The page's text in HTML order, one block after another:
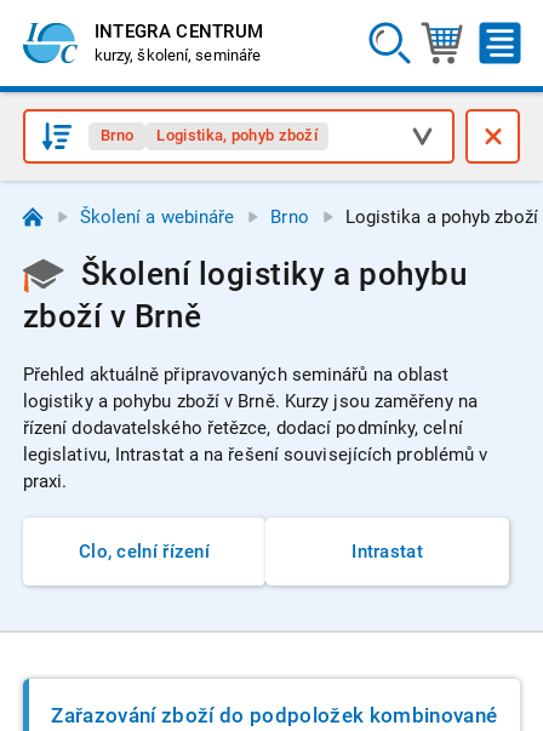
INTEGRA CENTRUM
kurzy, školení, semináře
Brno Logistika, pohyb zboží
Školení a webináře Brno Logistika a pohyb zboží
Školení logistiky a pohybu
zboží v Brně
Přehled aktuálně připravovaných seminářů na oblast
logistiky a pohybu zboží v Brně. Kurzy jsou zaměřeny na
řízení dodavatelského řetězce, dodací podmínky, celní
legislativu, Intrastat a na řešení souvisejících problémů v
praxi.
Clo, celní řízení Intrastat
Zařazování zboží do podpoložek kombinované